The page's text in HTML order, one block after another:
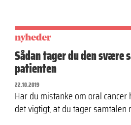
nyheder
Sådan tager du den svære
patienten
22.10.2019
Har du mistanke om oral cancer
det vigtigt, at du tager